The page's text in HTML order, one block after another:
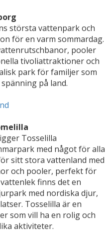
största vattenpark och
för en varm sommardag.
pooler
tivoliattraktioner och
park för familjer som
på land.
Tosselilla
med något för alla
sitt stora vattenland med
och pooler, perfekt för
finns det en
med nordiska djur,
Tosselilla är en
som vill ha en rolig och
aktiviteter.